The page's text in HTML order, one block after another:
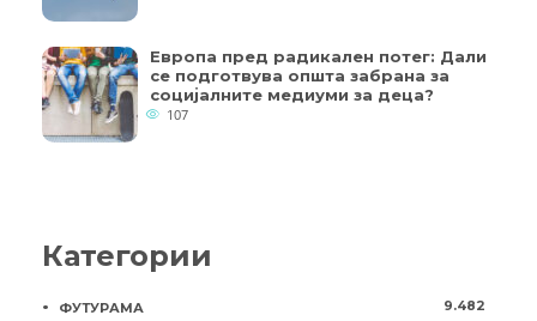
Европа пред радикален потег: Дали
се подготвува општа забрана за
социјалните медиуми за деца?
107
Категории
ФУТУРАМА 9.482